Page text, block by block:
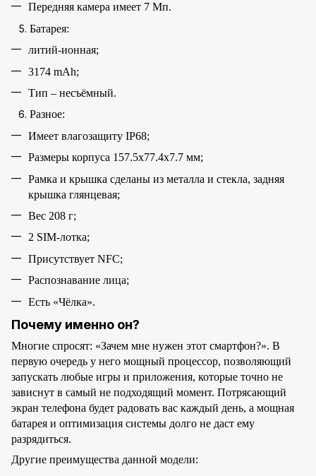
Передняя камера имеет 7 Мп.
Батарея:
литий-ионная;
3174 mAh;
Тип – несъёмный.
Разное:
Имеет влагозащиту IP68;
Размеры корпуса 157.5x77.4x7.7 мм;
Рамка и крышка сделаны из металла и стекла, задняя
крышка глянцевая;
Вес 208 г;
2 SIM-лотка;
Присутствует NFC;
Распознавание лица;
Есть «Чёлка».
Почему именно он?
Многие спросят: «Зачем мне нужен этот смартфон?». В
первую очередь у него мощный процессор, позволяющий
запускать любые игры и приложения, которые точно не
зависнут в самый не подходящий момент. Потрясающий
экран телефона будет радовать вас каждый день, а мощная
батарея и оптимизация системы долго не даст ему
разрядиться.
Другие преимущества данной модели: